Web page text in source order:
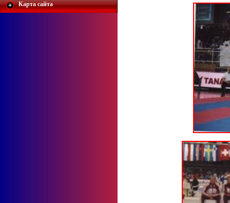
Карта сайта